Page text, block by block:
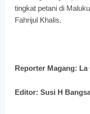
tingkat petani di
Fahrijul Khalis.
Reporter Magang:
Editor: Susi H